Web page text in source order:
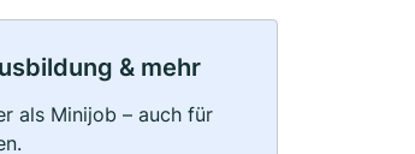
& mehr
als Minijob – auch für